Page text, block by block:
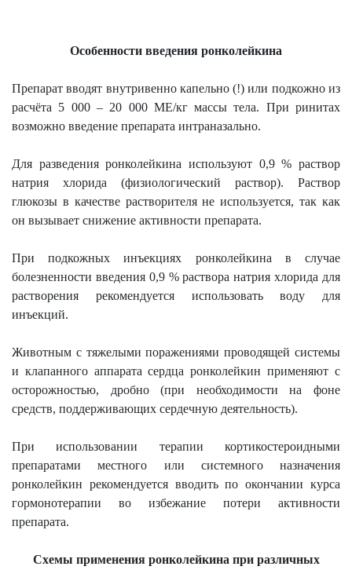
Особенности введения ронколейкина
Препарат вводят внутривенно капельно (!) или подкожно из
расчёта 5 000 – 20 000 МЕ/кг массы тела. При ринитах
возможно введение препарата интраназально.
Для разведения ронколейкина используют 0,9 % раствор
натрия хлорида (физиологический раствор). Раствор
глюкозы в качестве растворителя не используется, так как
он вызывает снижение активности препарата.
При подкожных инъекциях ронколейкина в случае
болезненности введения 0,9 % раствора натрия хлорида для
растворения рекомендуется использовать воду для
инъекций.
Животным с тяжелыми поражениями проводящей системы
и клапанного аппарата сердца ронколейкин применяют с
осторожностью, дробно (при необходимости на фоне
средств, поддерживающих сердечную деятельность).
При использовании терапии кортикостероидными
препаратами местного или системного назначения
ронколейкин рекомендуется вводить по окончании курса
гормонотерапии во избежание потери активности
препарата.
Схемы применения ронколейкина при различных